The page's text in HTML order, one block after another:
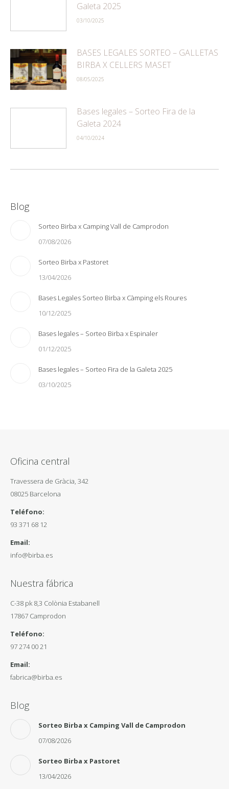
Galeta 2025
03/10/2025
BASES LEGALES SORTEO – GALLETAS
BIRBA X CELLERS MASET
08/05/2025
Bases legales – Sorteo Fira de la
Galeta 2024
04/10/2024
Blog
Sorteo Birba x Camping Vall de Camprodon
07/08/2026
Sorteo Birba x Pastoret
13/04/2026
Bases Legales Sorteo Birba x Càmping els Roures
10/12/2025
Bases legales – Sorteo Birba x Espinaler
01/12/2025
Bases legales – Sorteo Fira de la Galeta 2025
03/10/2025
Oficina central
Travessera de Gràcia, 342
08025 Barcelona
Teléfono:
93 371 68 12
Email:
info@birba.es
Nuestra fábrica
C-38 pk 8,3 Colònia Estabanell
17867 Camprodon
Teléfono:
97 274 00 21
Email:
fabrica@birba.es
Blog
Sorteo Birba x Camping Vall de Camprodon
07/08/2026
Sorteo Birba x Pastoret
13/04/2026